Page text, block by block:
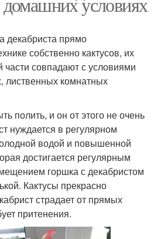
декабриста прямо
собственно кактусов, их
совпадают с условиями
комнатных
полить, и он от этого не очень
нуждается в регулярном
водой и повышенной
достигается регулярным
горшка с декабристом
Кактусы прекрасно
страдает от прямых
притенения.